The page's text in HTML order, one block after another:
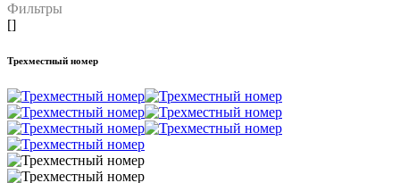
Фильтры
[]
Трехместный номер